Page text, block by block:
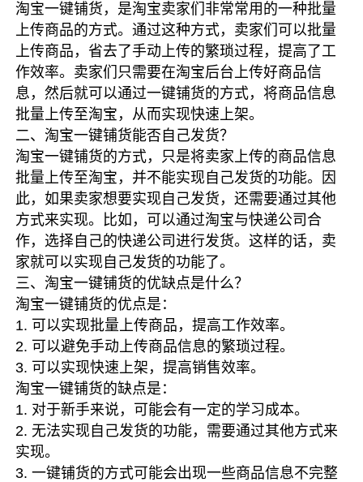
淘宝一键铺货，是淘宝卖家们非常常用的一种批量
上传商品的方式。通过这种方式，卖家们可以批量
上传商品，省去了手动上传的繁琐过程，提高了工
作效率。卖家们只需要在淘宝后台上传好商品信
息，然后就可以通过一键铺货的方式，将商品信息
批量上传至淘宝，从而实现快速上架。
二、淘宝一键铺货能否自己发货？
淘宝一键铺货的方式，只是将卖家上传的商品信息
批量上传至淘宝，并不能实现自己发货的功能。因
此，如果卖家想要实现自己发货，还需要通过其他
方式来实现。比如，可以通过淘宝与快递公司合
作，选择自己的快递公司进行发货。这样的话，卖
家就可以实现自己发货的功能了。
三、淘宝一键铺货的优缺点是什么？
淘宝一键铺货的优点是：
1. 可以实现批量上传商品，提高工作效率。
2. 可以避免手动上传商品信息的繁琐过程。
3. 可以实现快速上架，提高销售效率。
淘宝一键铺货的缺点是：
1. 对于新手来说，可能会有一定的学习成本。
2. 无法实现自己发货的功能，需要通过其他方式来
实现。
3. 一键铺货的方式可能会出现一些商品信息不完整